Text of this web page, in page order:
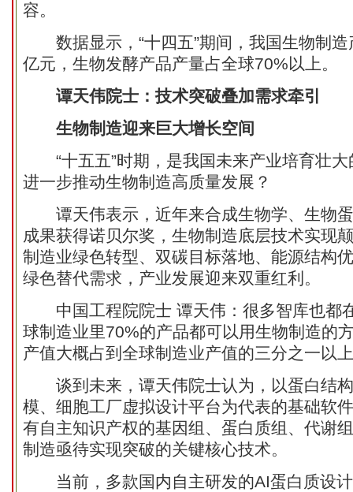
容。
数据显示，“十四五”期间，我国生物制造
亿元，生物发酵产品产量占全球70%以上。
谭天伟院士：技术突破叠加需求牵引
生物制造迎来巨大增长空间
“十五五”时期，是我国未来产业培育壮大
进一步推动生物制造高质量发展？
谭天伟表示，近年来合成生物学、生物蛋
成果获得诺贝尔奖，生物制造底层技术实现
制造业绿色转型、双碳目标落地、能源结构
绿色替代需求，产业发展迎来双重红利。
中国工程院院士 谭天伟：很多智库也都
球制造业里70%的产品都可以用生物制造的
产值大概占到全球制造业产值的三分之一以
谈到未来，谭天伟院士认为，以蛋白结构
模、细胞工厂虚拟设计平台为代表的基础软
有自主知识产权的基因组、蛋白质组、代谢
制造亟待实现突破的关键核心技术。
当前，多款国内自主研发的AI蛋白质设计